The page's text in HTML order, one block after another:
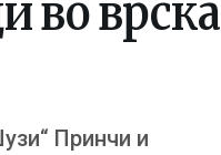
во врска
Принчи и